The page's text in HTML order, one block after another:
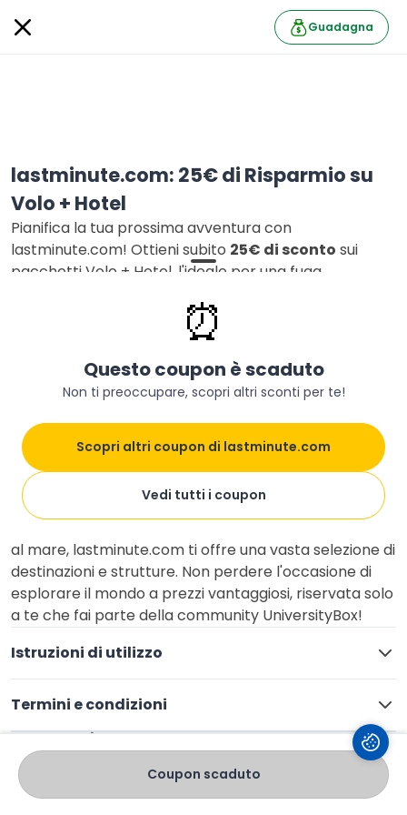
Guadagna
lastminute.com: 25€ di Risparmio su
Volo + Hotel
Pianifica la tua prossima avventura con
lastminute.com! Ottieni subito 25€ di sconto sui
pacchetti Volo + Hotel, l'ideale per una fuga
Informazioni
Sogni una vacanza indimenticabile ma il budget è
stretto? Con UniversityBox e lastminute.com, la tua
prossima avventura è più vicina che mai! Approfitta di
un esclusivo
sui pacchetti Volo
+ Hotel e trasforma il tuo desiderio di viaggiare in
realtà. Che tu stia pianificando un weekend
al mare, lastminute.com ti offre una vasta selezione di
destinazioni e strutture. Non perdere l'occasione di
esplorare il mondo a prezzi vantaggiosi, riservata solo
a te che fai parte della community UniversityBox!
Istruzioni di utilizzo
Termini e condizioni
Salva
Contenuti simili
Coupon scaduto
⏰
Questo coupon è scaduto
Non ti preoccupare, scopri altri sconti per te!
Scopri altri coupon di lastminute.com
Vedi tutti i coupon